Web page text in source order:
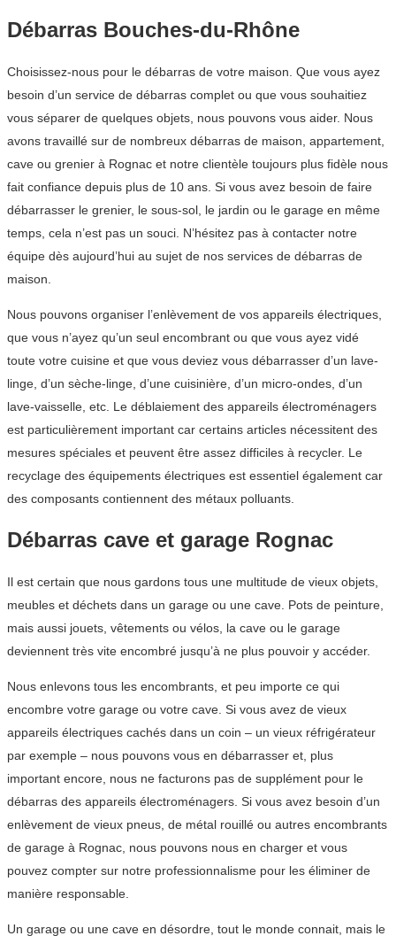
Débarras Bouches-du-Rhône
Choisissez-nous pour le débarras de votre maison. Que vous ayez
besoin d’un service de débarras complet ou que vous souhaitiez
vous séparer de quelques objets, nous pouvons vous aider. Nous
avons travaillé sur de nombreux débarras de maison, appartement,
cave ou grenier à Rognac et notre clientèle toujours plus fidèle nous
fait confiance depuis plus de 10 ans. Si vous avez besoin de faire
débarrasser le grenier, le sous-sol, le jardin ou le garage en même
temps, cela n’est pas un souci. N’hésitez pas à contacter notre
équipe dès aujourd’hui au sujet de nos services de débarras de
maison.
Nous pouvons organiser l’enlèvement de vos appareils électriques,
que vous n’ayez qu’un seul encombrant ou que vous ayez vidé
toute votre cuisine et que vous deviez vous débarrasser d’un lave-
linge, d’un sèche-linge, d’une cuisinière, d’un micro-ondes, d’un
lave-vaisselle, etc. Le déblaiement des appareils électroménagers
est particulièrement important car certains articles nécessitent des
mesures spéciales et peuvent être assez difficiles à recycler. Le
recyclage des équipements électriques est essentiel également car
des composants contiennent des métaux polluants.
Débarras cave et garage Rognac
Il est certain que nous gardons tous une multitude de vieux objets,
meubles et déchets dans un garage ou une cave. Pots de peinture,
mais aussi jouets, vêtements ou vélos, la cave ou le garage
deviennent très vite encombré jusqu’à ne plus pouvoir y accéder.
Nous enlevons tous les encombrants, et peu importe ce qui
encombre votre garage ou votre cave. Si vous avez de vieux
appareils électriques cachés dans un coin – un vieux réfrigérateur
par exemple – nous pouvons vous en débarrasser et, plus
important encore, nous ne facturons pas de supplément pour le
débarras des appareils électroménagers. Si vous avez besoin d’un
enlèvement de vieux pneus, de métal rouillé ou autres encombrants
de garage à Rognac, nous pouvons nous en charger et vous
pouvez compter sur notre professionnalisme pour les éliminer de
manière responsable.
Un garage ou une cave en désordre, tout le monde connait, mais le